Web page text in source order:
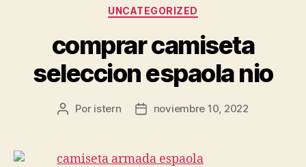
Categorías
UNCATEGORIZED
comprar camiseta
seleccion espaola nio
Autor
entrada
Por istern
Fecha
entrada
noviembre 10, 2022